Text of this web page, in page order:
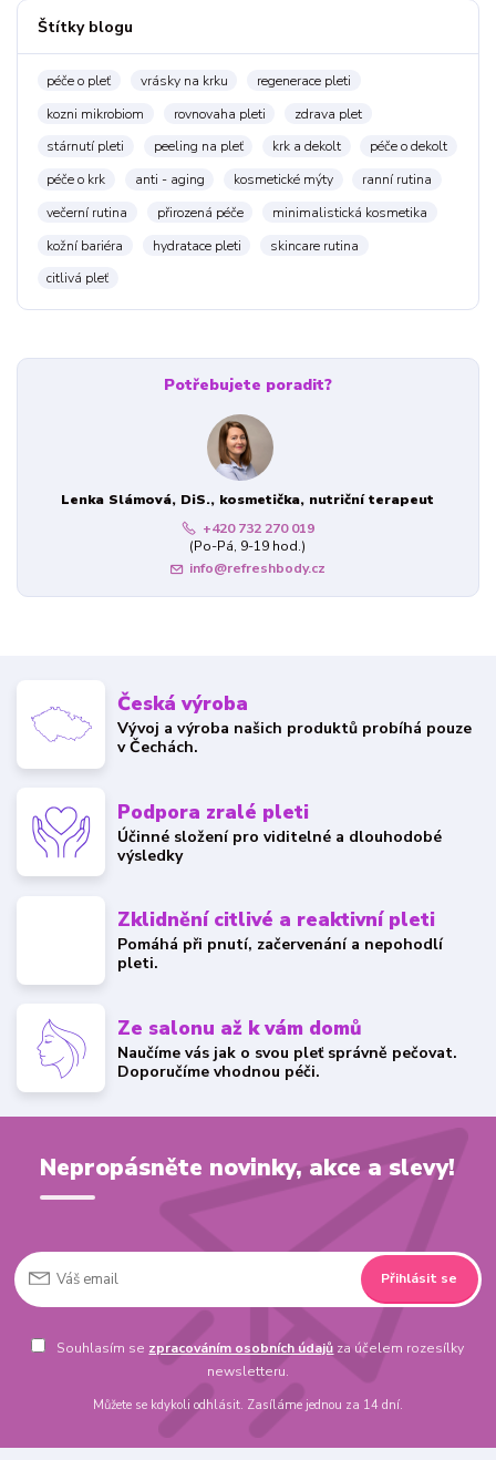
Štítky blogu
péče o pleť vrásky na krku
regenerace pleti
kozni mikrobiom
rovnovaha pleti
zdrava plet
stárnutí pleti
peeling na pleť krk a dekolt
péče o dekolt
péče o krk
anti - aging kosmetické mýty
ranní rutina
večerní rutina
přirozená péče
minimalistická kosmetika
kožní bariéra
hydratace pleti
skincare rutina
citlivá pleť
Potřebujete poradit?
Lenka Slámová, DiS., kosmetička, nutriční terapeut
+420 732 270 019
(Po-Pá, 9-19 hod.)
info@refreshbody.cz
Česká výroba
Vývoj a výroba našich produktů probíhá pouze
v Čechách.
Podpora zralé pleti
Účinné složení pro viditelné a dlouhodobé
výsledky
Zklidnění citlivé a reaktivní pleti
Pomáhá při pnutí, začervenání a nepohodlí
pleti.
Ze salonu až k vám domů
Naučíme vás jak o svou pleť správně pečovat.
Doporučíme vhodnou péči.
Nepropásněte novinky, akce a slevy!
Přihlásit se
Souhlasím se zpracováním osobních údajů za účelem rozesílky
newsletteru.
Můžete se kdykoli odhlásit. Zasíláme jednou za 14 dní.